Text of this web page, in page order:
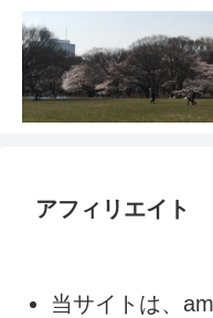
アフィリエイト
当サイトは、